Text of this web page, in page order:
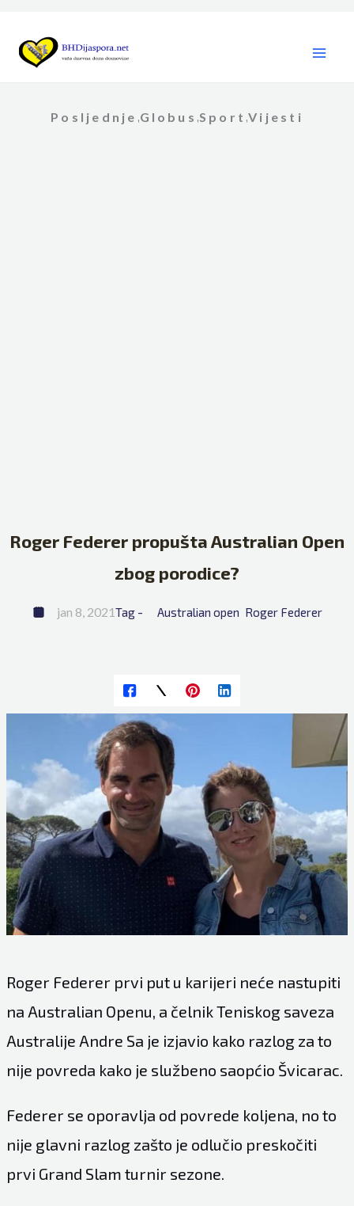
content
Posljednje ,Globus ,Sport ,Vijesti
Roger Federer propušta Australian Open
zbog porodice?
jan 8, 2021Tag - Australian open Roger Federer
Roger Federer prvi put u karijeri neće nastupiti
na Australian Openu, a čelnik Teniskog saveza
Australije Andre Sa je izjavio kako razlog za to
nije povreda kako je službeno saopćio Švicarac.
Federer se oporavlja od povrede koljena, no to
nije glavni razlog zašto je odlučio preskočiti
prvi Grand Slam turnir sezone.